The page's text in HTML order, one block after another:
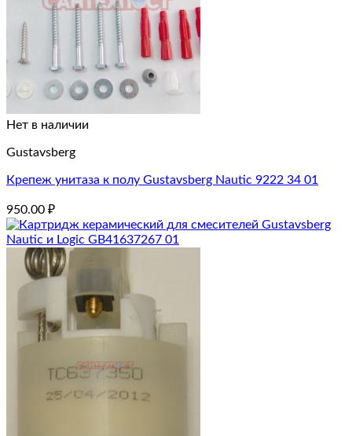
Нет в наличии
Gustavsberg
Крепеж унитаза к полу Gustavsberg Nautic 9222 34 01
950.00 ₽